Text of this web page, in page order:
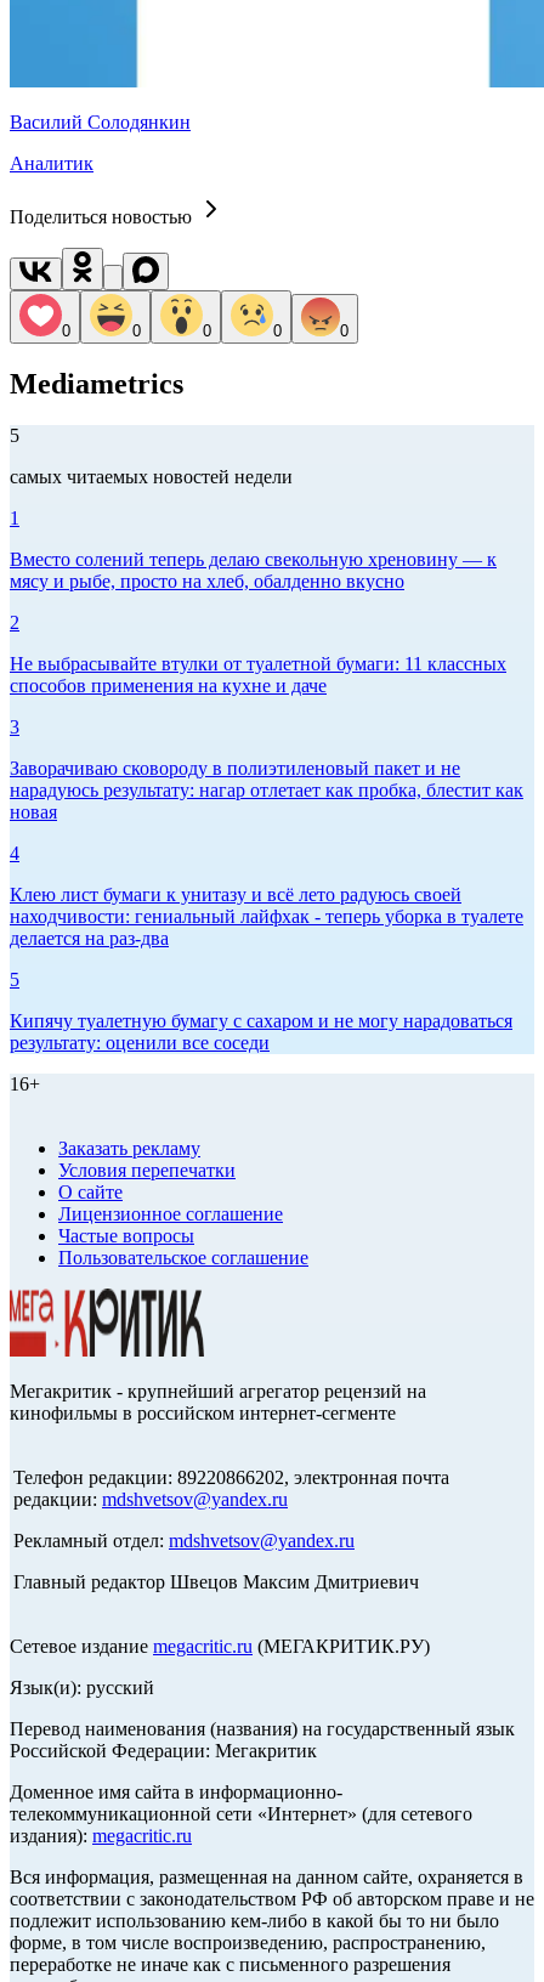
Василий Солодянкин
Аналитик
Поделиться новостью
0 0 0 0 0
Mediametrics
5
самых читаемых новостей недели
1
Вместо солений теперь делаю свекольную хреновину — к
мясу и рыбе, просто на хлеб, обалденно вкусно
2
Не выбрасывайте втулки от туалетной бумаги: 11 классных
способов применения на кухне и даче
3
Заворачиваю сковороду в полиэтиленовый пакет и не
нарадуюсь результату: нагар отлетает как пробка, блестит как
новая
4
Клею лист бумаги к унитазу и всё лето радуюсь своей
находчивости: гениальный лайфхак - теперь уборка в туалете
делается на раз-два
5
Кипячу туалетную бумагу с сахаром и не могу нарадоваться
результату: оценили все соседи
16+
Заказать рекламу
Условия перепечатки
О сайте
Лицензионное соглашение
Частые вопросы
Пользовательское соглашение
Мегакритик - крупнейший агрегатор рецензий на
кинофильмы в российском интернет-сегменте
Телефон редакции: 89220866202, электронная почта
редакции: mdshvetsov@yandex.ru
Рекламный отдел: mdshvetsov@yandex.ru
Главный редактор Швецов Максим Дмитриевич
Сетевое издание megacritic.ru (МЕГАКРИТИК.РУ)
Язык(и): русский
Перевод наименования (названия) на государственный язык
Российской Федерации: Мегакритик
Доменное имя сайта в информационно-
телекоммуникационной сети «Интернет» (для сетевого
издания): megacritic.ru
Вся информация, размещенная на данном сайте, охраняется в
соответствии с законодательством РФ об авторском праве и не
подлежит использованию кем-либо в какой бы то ни было
форме, в том числе воспроизведению, распространению,
переработке не иначе как с письменного разрешения